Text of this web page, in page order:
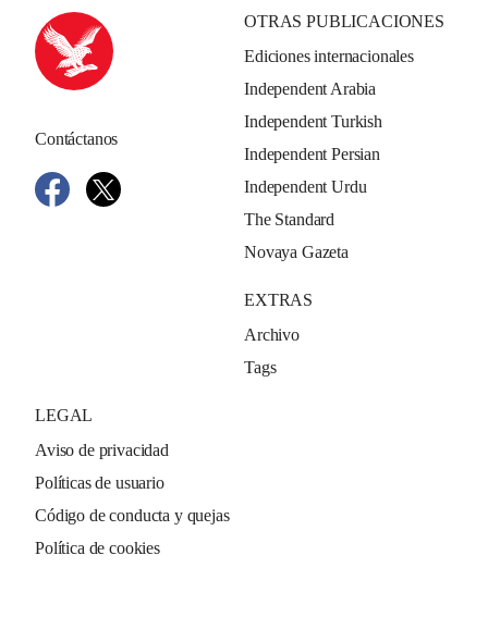
Contáctanos
OTRAS PUBLICACIONES
Ediciones internacionales
Independent Arabia
Independent Turkish
Independent Persian
Independent Urdu
The Standard
Novaya Gazeta
EXTRAS
Archivo
Tags
LEGAL
Aviso de privacidad
Políticas de usuario
Código de conducta y quejas
Política de cookies